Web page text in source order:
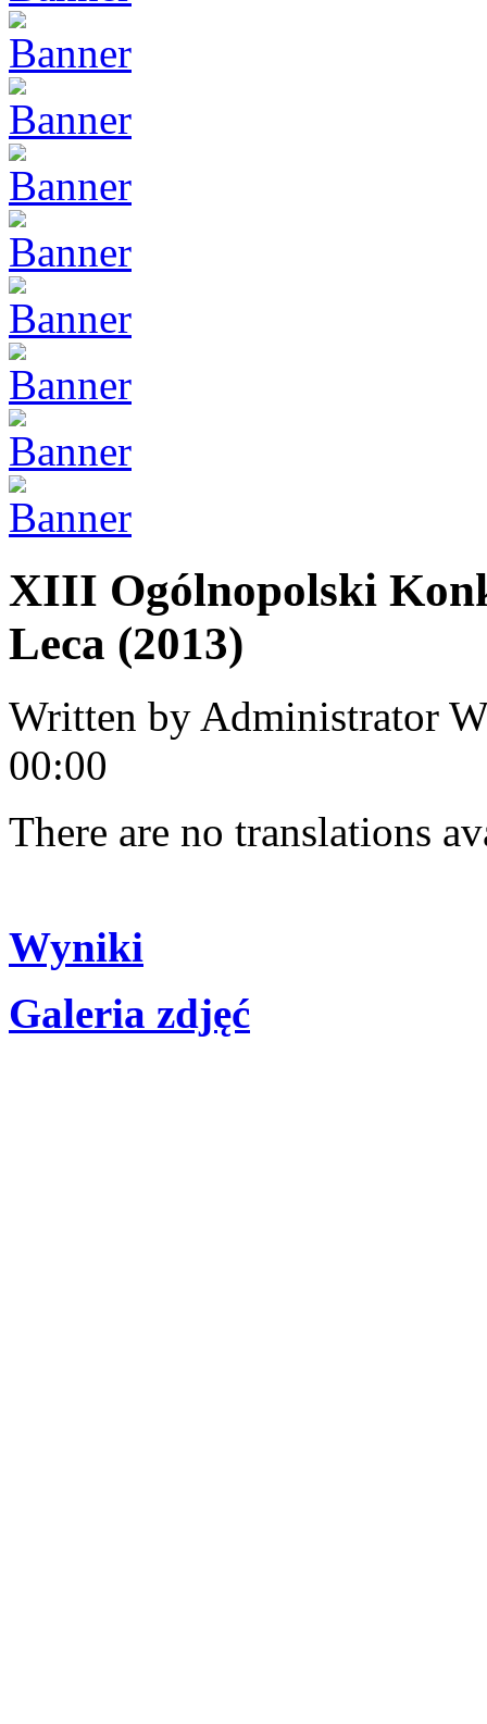
XIII Ogólnopolski
Leca (2013)
Written by Administrator
00:00
There are no translations
Wyniki
Galeria zdjęć